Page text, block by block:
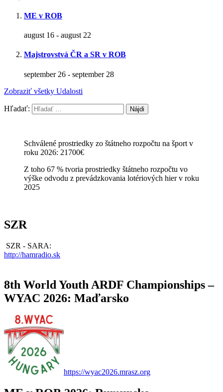
ME v ROB
august 16 - august 22
Majstrovstvá ČR a SR v ROB
september 26 - september 28
Zobraziť všetky Udalosti
Hľadať:
Schválené prostriedky zo štátneho rozpočtu na šport v
roku 2026: 21700€
Z toho 67 % tvoria prostriedky štátneho rozpočtu vo
výške odvodu z prevádzkovania lotériových hier v roku
2025
SZR
SZR - SARA:
http://hamradio.sk
8th World Youth ARDF Championships –
WYAC 2026: Maďarsko
https://wyac2026.mrasz.org